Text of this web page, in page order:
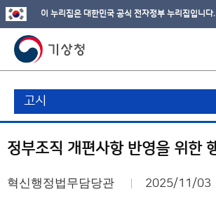
이 누리집은 대한민국 공식 전자정부 누리집입니다.
고시
혁신행정법무담당관 2025/11/03